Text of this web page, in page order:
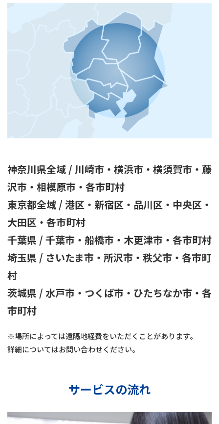
神奈川県全域 / 川崎市・横浜市・横須賀市・藤
沢市・相模原市・各市町村
東京都全域 / 港区・新宿区・品川区・中央区・
大田区・各市町村
千葉県 / 千葉市・船橋市・木更津市・各市町村
埼玉県 / さいたま市・所沢市・秩父市・各市町
村
茨城県 / 水戸市・つくば市・ひたちなか市・各
市町村
※場所によっては遠隔地経費をいただくことがあります。
詳細についてはお問い合わせください。
サービスの流れ